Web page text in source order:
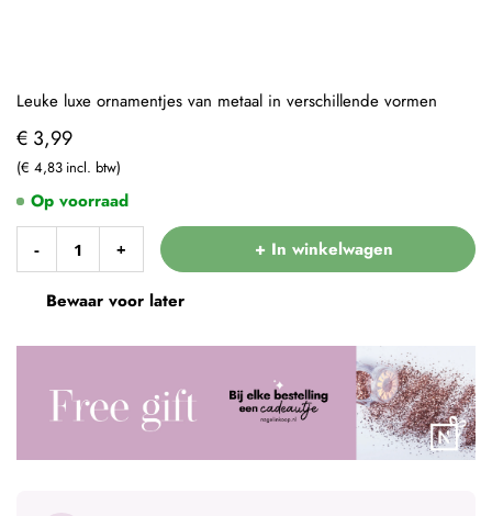
€ 3,99
€ 4,83
- + + In winkelwagen
Bewaar voor later
Op voorraad
Leuke luxe ornamentjes van metaal in verschillende vormen